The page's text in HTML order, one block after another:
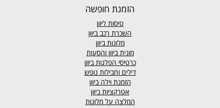
הזמנת חופשה
טיסות ליוון
השכרת רכב ביוון
מלונות ביוון
מונית ביוון והסעות
כרטיסי הפלגות ביוון
דילים וחבילות נופש
הזמנת וילה ביוון
אטרקציות ביוון
המלצה על מלונות